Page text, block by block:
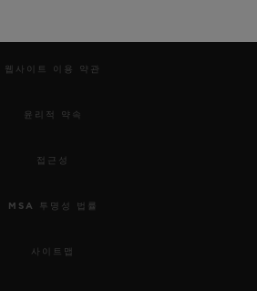
웹사이트 이용 약관
윤리적 약속
접근성
MSA 투명성 법률
사이트맵